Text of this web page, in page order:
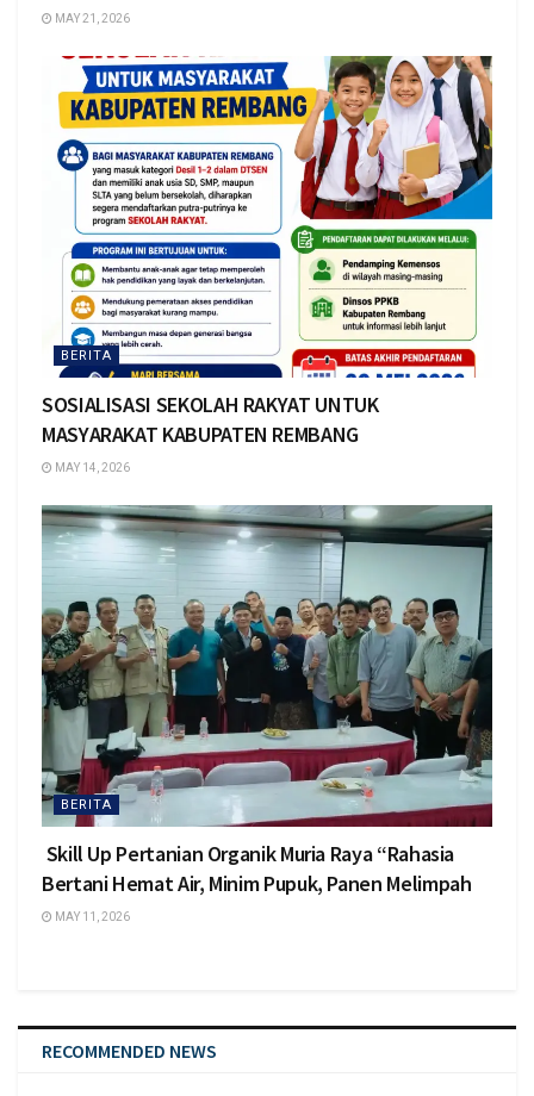
MAY 21, 2026
BERITA
SOSIALISASI SEKOLAH RAKYAT UNTUK
MASYARAKAT KABUPATEN REMBANG
MAY 14, 2026
BERITA
Skill Up Pertanian Organik Muria Raya “Rahasia
Bertani Hemat Air, Minim Pupuk, Panen Melimpah
MAY 11, 2026
RECOMMENDED NEWS